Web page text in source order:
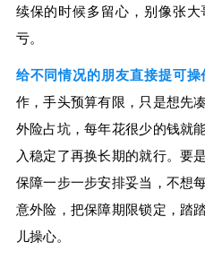
续保的时候多留心，别像张
亏。
给不同情况的朋友直接提可操
作，手头预算有限，只是想先
外险占坑，每年花很少的钱就
入稳定了再换长期的就行。要
保障一步一步安排妥当，不想
意外险，把保障期限锁定，踏
儿操心。